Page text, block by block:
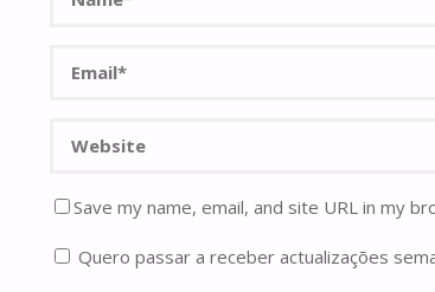
Save my name, email, and site URL in my
Quero passar a receber actualizações